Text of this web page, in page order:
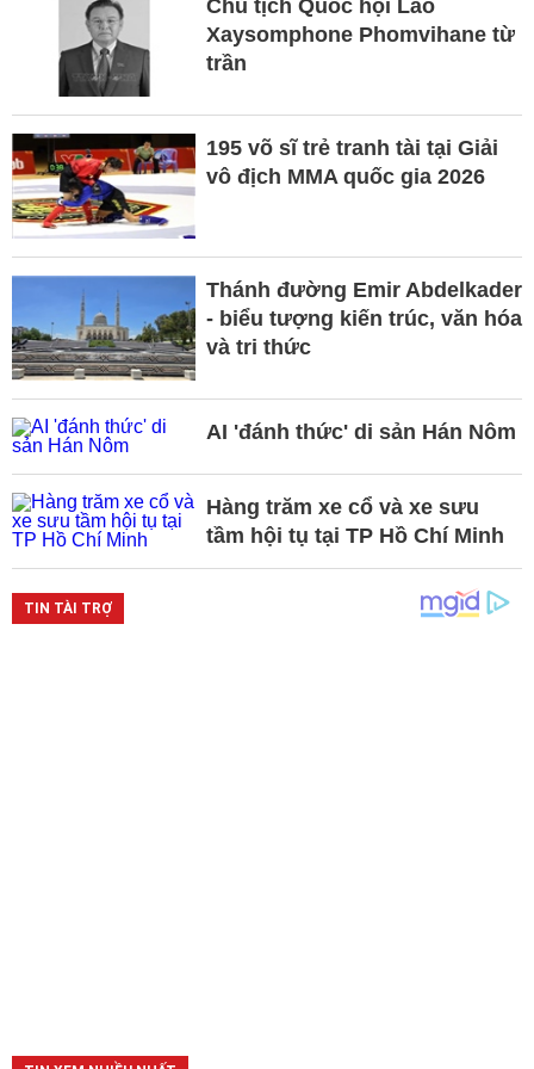
Chủ tịch Quốc hội Lào
Xaysomphone Phomvihane từ
trần
195 võ sĩ trẻ tranh tài tại Giải
vô địch MMA quốc gia 2026
Thánh đường Emir Abdelkader
- biểu tượng kiến trúc, văn hóa
và tri thức
AI 'đánh thức' di sản Hán Nôm
Hàng trăm xe cổ và xe sưu
tầm hội tụ tại TP Hồ Chí Minh